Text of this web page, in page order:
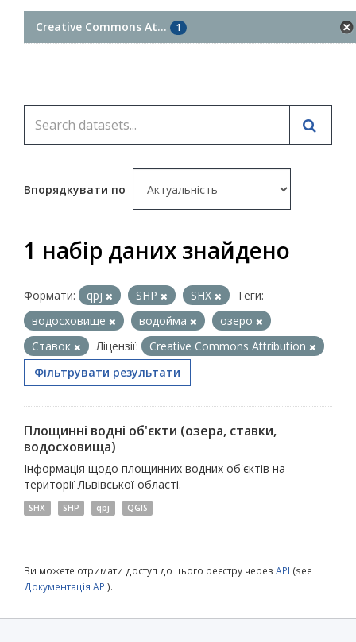
Creative Commons At... 1
Впорядкувати по
1 набір даних знайдено
Формати: qpj SHP SHX
Теги:
водосховище
водойма
озеро
Ставок
Ліцензії:
Creative Commons Attribution
Фільтрувати результати
Площинні водні об'єкти (озера, ставки,
водосховища)
Інформація щодо площинних водних об'єктів на
території Львівської області.
SHX SHP qpj QGIS
Ви можете отримати доступ до цього реєстру через API (see
Документація API).